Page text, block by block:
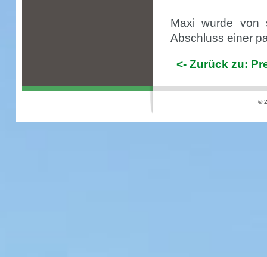
Maxi wurde von
Abschluss einer
<- Zurück zu:
©